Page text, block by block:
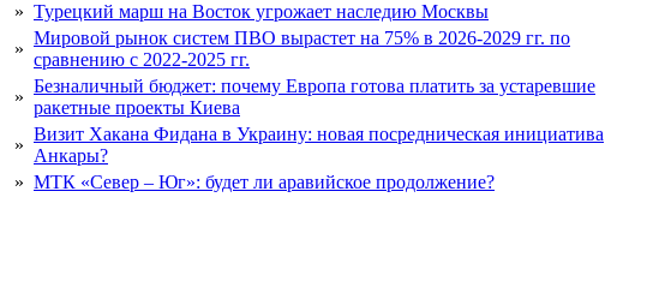
» Турецкий марш на Восток угрожает наследию Москвы
»
Мировой рынок систем ПВО вырастет на 75% в 2026-2029 гг. по
сравнению с 2022-2025 гг.
»
Безналичный бюджет: почему Европа готова платить за устаревшие
ракетные проекты Киева
»
Визит Хакана Фидана в Украину: новая посредническая инициатива
Анкары?
» МТК «Север – Юг»: будет ли аравийское продолжение?